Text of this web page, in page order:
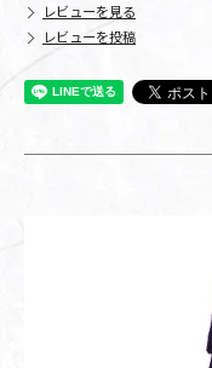
レビューを見る
レビューを投稿